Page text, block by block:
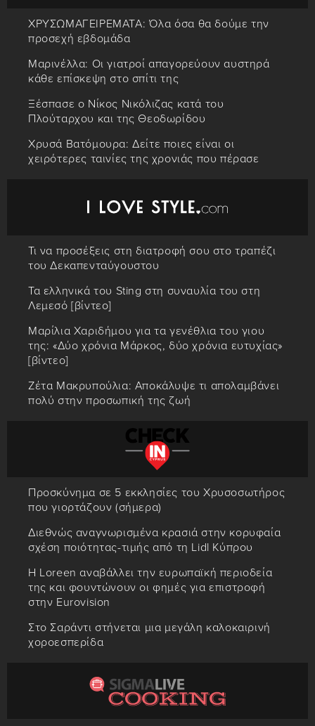
ΧΡΥΣΩΜΑΓΕΙΡΕΜΑΤΑ: Όλα όσα θα δούμε την
προσεχή εβδομάδα
Μαρινέλλα: Οι γιατροί απαγορεύουν αυστηρά
κάθε επίσκεψη στο σπίτι της
Ξέσπασε ο Νίκος Νικόλιζας κατά του
Πλούταρχου και της Θεοδωρίδου
Χρυσά Βατόμουρα: Δείτε ποιες είναι οι
χειρότερες ταινίες της χρονιάς που πέρασε
Τι να προσέξεις στη διατροφή σου στο τραπέζι
του Δεκαπενταύγουστου
Τα ελληνικά του Sting στη συναυλία του στη
Λεμεσό [βίντεο]
Μαρίλια Χαριδήμου για τα γενέθλια του γιου
της: «Δύο χρόνια Μάρκος, δύο χρόνια ευτυχίας»
[βίντεο]
Ζέτα Μακρυπούλια: Αποκάλυψε τι απολαμβάνει
πολύ στην προσωπική της ζωή
Προσκύνημα σε 5 εκκλησίες του Χρυσοσωτήρος
που γιορτάζουν (σήμερα)
Διεθνώς αναγνωρισμένα κρασιά στην κορυφαία
σχέση ποιότητας-τιμής από τη Lidl Κύπρου
Η Loreen αναβάλλει την ευρωπαϊκή περιοδεία
της και φουντώνουν οι φημές για επιστροφή
στην Eurovision
Στο Σαράντι στήνεται μια μεγάλη καλοκαιρινή
χοροεσπερίδα